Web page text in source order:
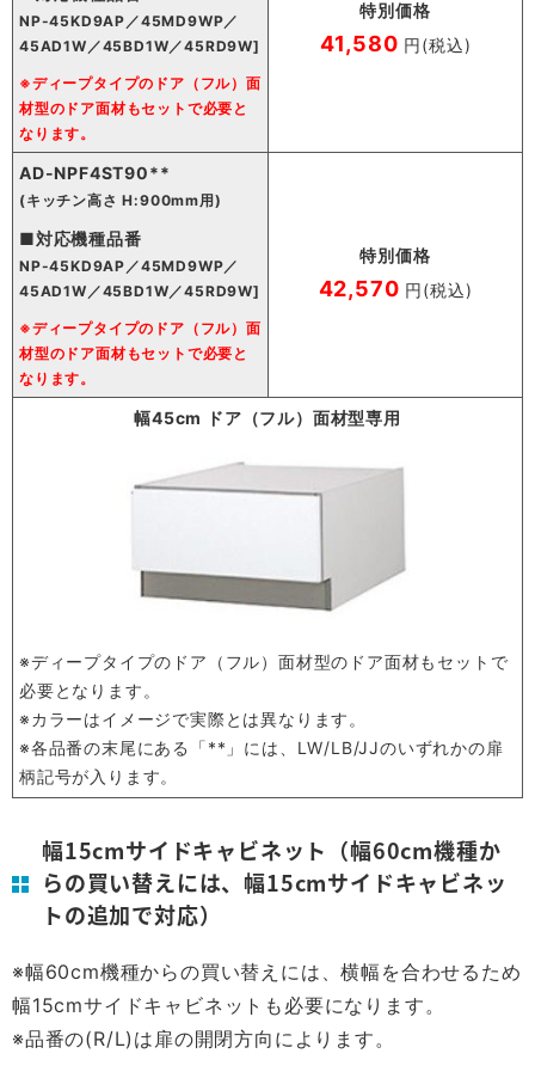
NP-45KD9AP／45MD9WP／
45AD1W／45BD1W／45RD9W]
※ディープタイプのドア（フル）面
材型のドア面材もセットで必要と
なります。
特別価格
41,580 円(税込)
AD-NPF4ST90**
(キッチン高さ H:900mm用)
■対応機種品番
NP-45KD9AP／45MD9WP／
45AD1W／45BD1W／45RD9W]
※ディープタイプのドア（フル）面
材型のドア面材もセットで必要と
なります。
特別価格
42,570 円(税込)
幅45cm ドア（フル）面材型専用
※ディープタイプのドア（フル）面材型のドア面材もセットで
必要となります。
※カラーはイメージで実際とは異なります。
※各品番の末尾にある「**」には、LW/LB/JJのいずれかの扉
柄記号が入ります。
幅15cmサイドキャビネット（幅60cm機種か
らの買い替えには、幅15cmサイドキャビネッ
トの追加で対応）
※幅60cm機種からの買い替えには、横幅を合わせるため
幅15cmサイドキャビネットも必要になります。
※品番の(R/L)は扉の開閉方向によります。